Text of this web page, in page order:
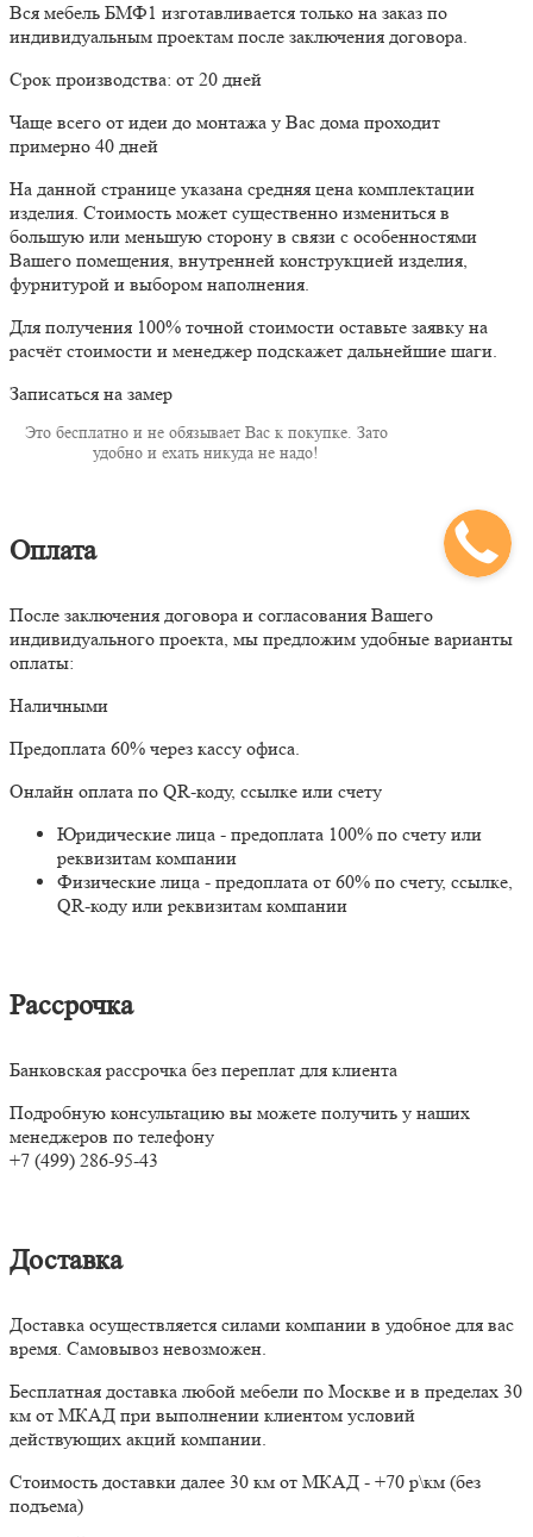
Вся мебель БМФ1 изготавливается только на заказ по
индивидуальным проектам после заключения договора.
Срок производства: от 20 дней
Чаще всего от идеи до монтажа у Вас дома проходит
примерно 40 дней
На данной странице указана средняя цена комплектации
изделия. Стоимость может существенно измениться в
большую или меньшую сторону в связи с особенностями
Вашего помещения, внутренней конструкцией изделия,
фурнитурой и выбором наполнения.
Для получения 100% точной стоимости оставьте заявку на
расчёт стоимости и менеджер подскажет дальнейшие шаги.
Записаться на замер
Это бесплатно и не обязывает Вас к покупке. Зато
удобно и ехать никуда не надо!
Оплата
После заключения договора и согласования Вашего
индивидуального проекта, мы предложим удобные варианты
оплаты:
Наличными
Предоплата 60% через кассу офиса.
Онлайн оплата по QR-коду, ссылке или счету
Юридические лица - предоплата 100% по счету или
реквизитам компании
Физические лица - предоплата от 60% по счету, ссылке,
QR-коду или реквизитам компании
Рассрочка
Банковская рассрочка без переплат для клиента
Подробную консультацию вы можете получить у наших
менеджеров по телефону
+7 (499) 286-95-43
Доставка
Доставка осуществляется силами компании в удобное для вас
время. Самовывоз невозможен.
Бесплатная доставка любой мебели по Москве и в пределах 30
км от МКАД при выполнении клиентом условий
действующих акций компании.
Стоимость доставки далее 30 км от МКАД - +70 р\км (без
подъема)